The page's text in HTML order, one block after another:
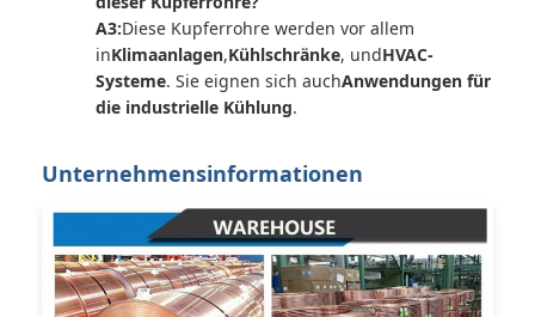
A3:Diese Kupferrohre werden vor allem
inKlimaanlagen,Kühlschränke, undHVAC-
Systeme. Sie eignen sich auchAnwendungen für
die industrielle Kühlung.
Unternehmensinformationen